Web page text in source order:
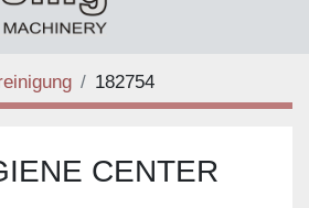
182754
CENTER